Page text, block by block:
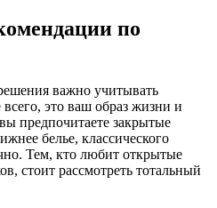
по
важно учитывать
это ваш образ жизни и
предпочитаете закрытые
белье, классического
Тем, кто любит открытые
стоит рассмотреть тотальный